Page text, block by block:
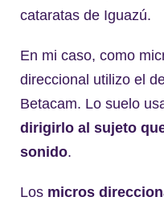
cataratas de Iguazú.
En mi caso, como
direccional utilizo el
Betacam. Lo suelo
dirigirlo al sujeto
sonido.
Los micros